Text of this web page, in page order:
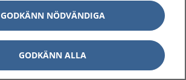
GODKÄNN NÖDVÄNDIGA
GODKÄNN ALLA